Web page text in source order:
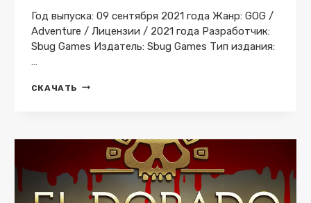
Год выпуска: 09 сентября 2021 года Жанр: GOG /
Adventure / Лицензии / 2021 года Разработчик:
Sbug Games Издатель: Sbug Games Тип издания:
…
СКАЧАТЬ WEBBED
ТОРРЕНТ
БЕСПЛАТНО
ЛИЦЕНЗИЯ